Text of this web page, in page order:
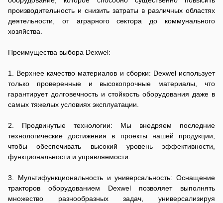
готовы предложить профессиональный ремонт навесного
оборудования и обеспечить широкий выбор комплектующих.
эффективного использования снегоуборщика для быстрой
очистки территорий в зимний период, а также обучим вас
безопасной и надёжной работе с тракторным прицепом при
производительность и снизить затраты в различных областях
деятельности, от аграрного сектора до коммунального
хозяйства.
Преимущества выбора Dexwel:
1. Верхнее качество материалов и сборки: Dexwel использует
только проверенные и высокопрочные материалы, что
гарантирует долговечность и стойкость оборудования даже в
самых тяжелых условиях эксплуатации.
2. Продвинутые технологии: Мы внедряем последние
технологические достижения в проекты нашей продукции,
чтобы обеспечивать высокий уровень эффективности,
функциональности и управляемости.
3. Мультифункциональность и универсальность: Оснащение
тракторов оборудованием Dexwel позволяет выполнять
множество разнообразных задач, универсализируя